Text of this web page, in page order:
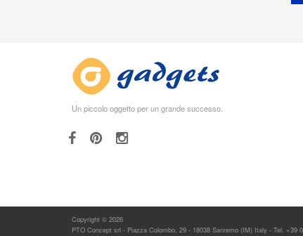
Un piccolo oggetto per un grande successo.
Copyright © 2026
PTO Concept srl - Piazza Colombo, 29 - 18038 Sanremo (IM) Italy - Tel. +39